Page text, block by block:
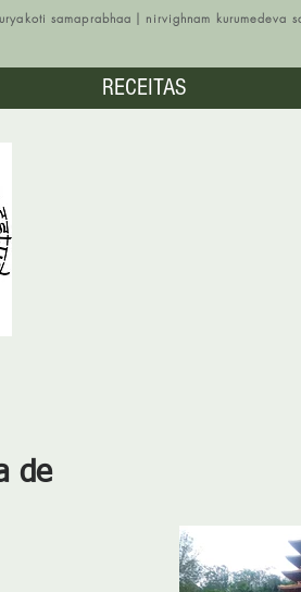
samaprabhaa | nirvighnam kurumedeva
de
RECEITAS